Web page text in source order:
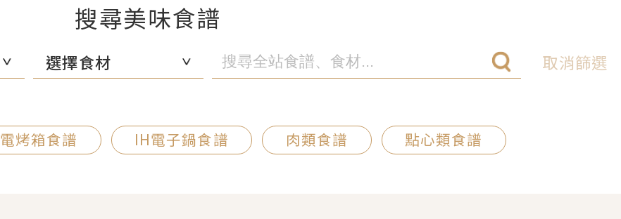
搜尋美味食譜
選擇食材 取消篩選
電烤箱食譜 IH電子鍋食譜 肉類食譜 點心類食譜